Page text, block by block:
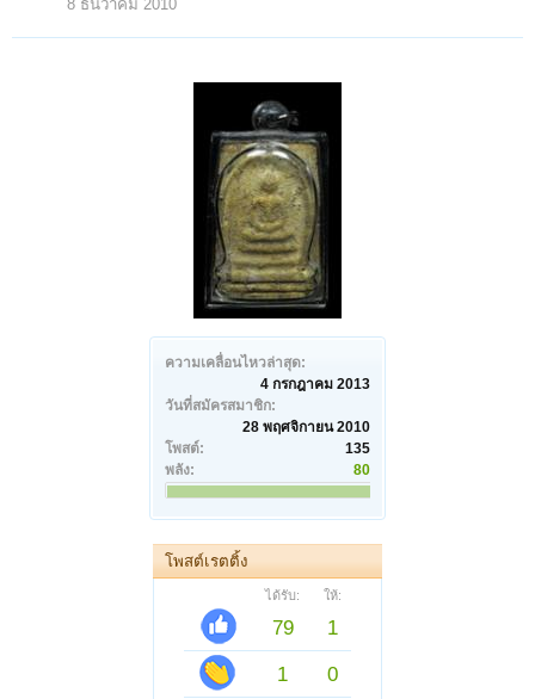
ความเคลื่อนไหวล่าสุด:
4 กรกฎาคม 2013
วันที่สมัครสมาชิก:
28 พฤศจิกายน 2010
โพสต์:
135
พลัง:
80
โพสต์เรตติ้ง
ได้รับ: ให้:
79
1
1
0
8 ธันวาคม 2010